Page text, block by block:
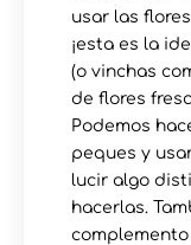
usar las
¡esta es la
(o vinchas
de flores
Podemos
peques y
lucir algo
hacerlas.